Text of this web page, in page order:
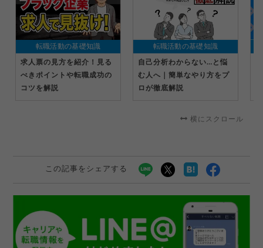
転職活動の基礎知識
求人票の見方を紹介！見る
べきポイントや転職成功の
コツを解説
転職活動の基礎知識
自己分析わからない…と悩
む人へ｜簡単なやり方をプ
ロが徹底解説
横にスクロール
この記事をシェアする